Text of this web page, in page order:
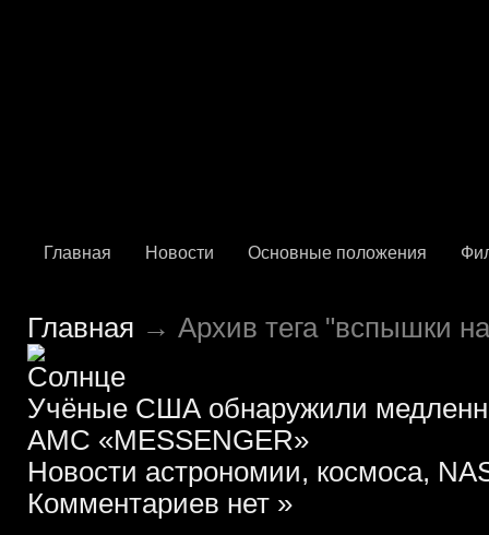
Главная Новости Основные положения
Главная → Архив тега "вспышки
Учёные США обнаружили
АМС «MESSENGER»
Новости астрономии, космоса,
Комментариев нет »